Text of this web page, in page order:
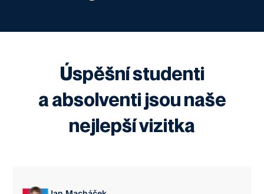
Úspěšní studenti
a absolventi jsou naše
nejlepší vizitka